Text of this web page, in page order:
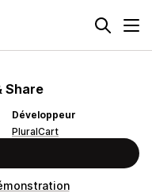
Share
Développeur
PluralCart